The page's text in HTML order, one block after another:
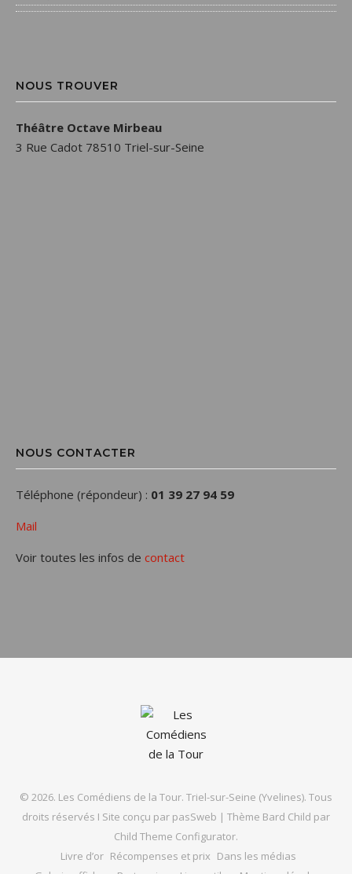
NOUS TROUVER
Théâtre Octave Mirbeau
3 Rue Cadot 78510 Triel-sur-Seine
NOUS CONTACTER
Téléphone (répondeur) : 01 39 27 94 59
Mail
Voir toutes les infos de contact
© 2026. Les Comédiens de la Tour. Triel-sur-Seine (Yvelines). Tous
droits réservés I Site conçu par pasSweb | Thème Bard Child par
Child Theme Configurator.
Livre d’or Récompenses et prix Dans les médias